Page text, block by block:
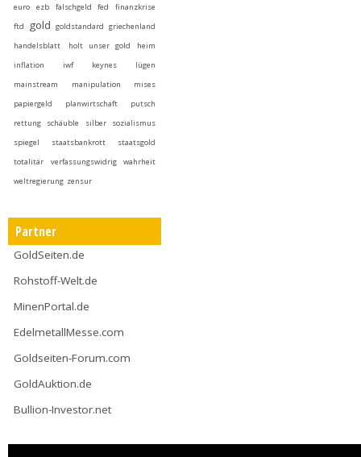
euro
ezb falschgeld fed
finanzkrise
ftd
gold goldstandard griechenland
handelsblatt
holt unser gold heim
inflation
iwf keynes
lügen
mainstream
manipulation
mises
papiergeld
planwirtschaft
putsch
rettung
schäuble silber
sozialismus
spiegel
staatsbankrott
staatsgold
totalitär
verfassungswidrig
wahrheit
weltregierung zensur
Partner
GoldSeiten.de
Rohstoff-Welt.de
MinenPortal.de
EdelmetallMesse.com
Goldseiten-Forum.com
GoldAuktion.de
Bullion-Investor.net